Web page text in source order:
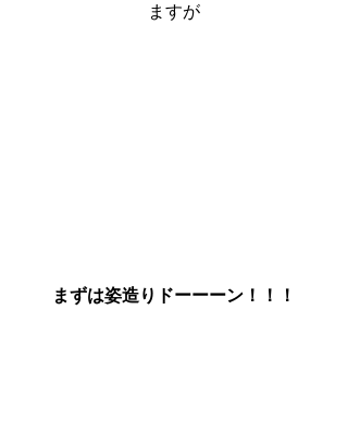
ますが
まずは姿造りドーーーン！！！